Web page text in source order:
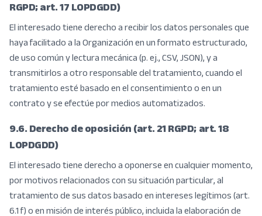
RGPD; art. 17 LOPDGDD)
El interesado tiene derecho a recibir los datos personales que
haya facilitado a la Organización en un formato estructurado,
de uso común y lectura mecánica (p. ej., CSV, JSON), y a
transmitirlos a otro responsable del tratamiento, cuando el
tratamiento esté basado en el consentimiento o en un
contrato y se efectúe por medios automatizados.
9.6. Derecho de oposición (art. 21 RGPD; art. 18
LOPDGDD)
El interesado tiene derecho a oponerse en cualquier momento,
por motivos relacionados con su situación particular, al
tratamiento de sus datos basado en intereses legítimos (art.
6.1 f) o en misión de interés público, incluida la elaboración de